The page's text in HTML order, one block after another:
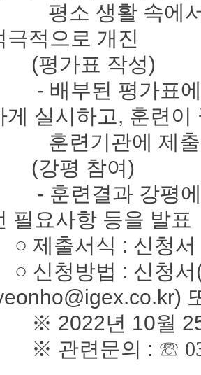
소 생활 속에서
극적으로 개진
평가표 작성)
배부된 평가표에
게 실시하고, 훈련이
련기관에 제출
강평 참여)
훈련결과 강평에
필요사항 등을 발표
제출서식 : 신청서
신청방법 : 신청서
2022년 10월 25
관련문의 : ☏